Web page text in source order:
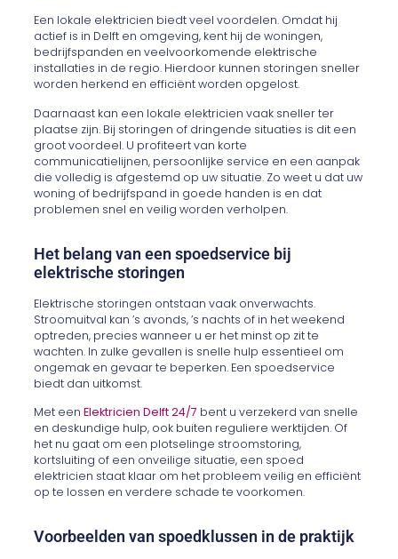
Een lokale elektricien biedt veel voordelen. Omdat hij
actief is in Delft en omgeving, kent hij de woningen,
bedrijfspanden en veelvoorkomende elektrische
installaties in de regio. Hierdoor kunnen storingen sneller
worden herkend en efficiënt worden opgelost.
Daarnaast kan een lokale elektricien vaak sneller ter
plaatse zijn. Bij storingen of dringende situaties is dit een
groot voordeel. U profiteert van korte
communicatielijnen, persoonlijke service en een aanpak
die volledig is afgestemd op uw situatie. Zo weet u dat uw
woning of bedrijfspand in goede handen is en dat
problemen snel en veilig worden verholpen.
Het belang van een spoedservice bij
elektrische storingen
Elektrische storingen ontstaan vaak onverwachts.
Stroomuitval kan ’s avonds, ’s nachts of in het weekend
optreden, precies wanneer u er het minst op zit te
wachten. In zulke gevallen is snelle hulp essentieel om
ongemak en gevaar te beperken. Een spoedservice
biedt dan uitkomst.
Met eenElektricien Delft 24/7 bent u verzekerd van snelle
en deskundige hulp, ook buiten reguliere werktijden. Of
het nu gaat om een plotselinge stroomstoring,
kortsluiting of een onveilige situatie, een spoed
elektricien staat klaar om het probleem veilig en efficiënt
op te lossen en verdere schade te voorkomen.
Voorbeelden van spoedklussen in de praktijk